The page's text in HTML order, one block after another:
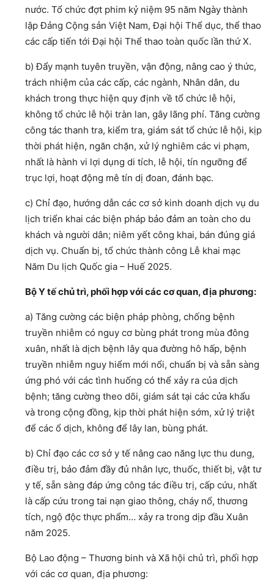
nước. Tổ chức đợt phim kỷ niệm 95 năm Ngày thành
lập Đảng Cộng sản Việt Nam, Đại hội Thể dục, thể thao
các cấp tiến tới Đại hội Thể thao toàn quốc lần thứ X.
b) Đẩy mạnh tuyên truyền, vận động, nâng cao ý thức,
trách nhiệm của các cấp, các ngành, Nhân dân, du
khách trong thực hiện quy định về tổ chức lễ hội,
không tổ chức lễ hội tràn lan, gây lãng phí. Tăng cường
công tác thanh tra, kiểm tra, giám sát tổ chức lễ hội, kịp
thời phát hiện, ngăn chặn, xử lý nghiêm các vi phạm,
nhất là hành vi lợi dụng di tích, lễ hội, tín ngưỡng để
trục lợi, hoạt động mê tín dị đoan, đánh bạc.
c) Chỉ đạo, hướng dẫn các cơ sở kinh doanh dịch vụ du
lịch triển khai các biện pháp bảo đảm an toàn cho du
khách và người dân; niêm yết công khai, bán đúng giá
dịch vụ. Chuẩn bị, tổ chức thành công Lễ khai mạc
Năm Du lịch Quốc gia – Huế 2025.
Bộ Y tế chủ trì, phối hợp với các cơ quan, địa phương:
a) Tăng cường các biện pháp phòng, chống bệnh
truyền nhiễm có nguy cơ bùng phát trong mùa đông
xuân, nhất là dịch bệnh lây qua đường hô hấp, bệnh
truyền nhiễm nguy hiểm mới nổi, chuẩn bị và sẵn sàng
ứng phó với các tình huống có thể xảy ra của dịch
bệnh; tăng cường theo dõi, giám sát tại các cửa khẩu
và trong cộng đồng, kịp thời phát hiện sớm, xử lý triệt
để các ổ dịch, không để lây lan, bùng phát.
b) Chỉ đạo các cơ sở y tế nâng cao năng lực thu dung,
điều trị, bảo đảm đầy đủ nhân lực, thuốc, thiết bị, vật tư
y tế, sẵn sàng đáp ứng công tác điều trị, cấp cứu, nhất
là cấp cứu trong tai nạn giao thông, cháy nổ, thương
tích, ngộ độc thực phẩm… xảy ra trong dịp đầu Xuân
năm 2025.
Bộ Lao động – Thương binh và Xã hội chủ trì, phối hợp
với các cơ quan, địa phương: